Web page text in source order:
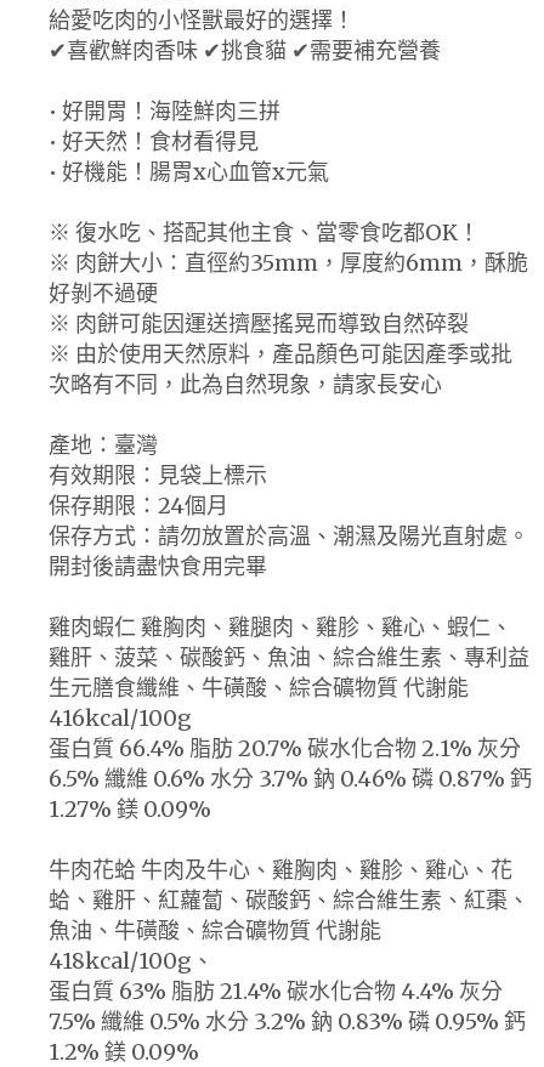
給愛吃肉的小怪獸最好的選擇！
✔喜歡鮮肉香味 ✔挑食貓 ✔需要補充營養
• 好開胃！海陸鮮肉三拼
• 好天然！食材看得見
• 好機能！腸胃x心血管x元氣
※ 復水吃、搭配其他主食、當零食吃都OK！
※ 肉餅大小：直徑約35mm，厚度約6mm，酥脆
好剝不過硬
※ 肉餅可能因運送擠壓搖晃而導致自然碎裂
※ 由於使用天然原料，產品顏色可能因產季或批
次略有不同，此為自然現象，請家長安心
產地：臺灣
有效期限：見袋上標示
保存期限：24個月
保存方式：請勿放置於高溫、潮濕及陽光直射處。
開封後請盡快食用完畢
雞肉蝦仁 雞胸肉、雞腿肉、雞胗、雞心、蝦仁、
雞肝、菠菜、碳酸鈣、魚油、綜合維生素、專利益
生元膳食纖維、牛磺酸、綜合礦物質 代謝能
416kcal/100g
蛋白質 66.4% 脂肪 20.7% 碳水化合物 2.1% 灰分
6.5% 纖維 0.6% 水分 3.7% 鈉 0.46% 磷 0.87% 鈣
1.27% 鎂 0.09%
牛肉花蛤 牛肉及牛心、雞胸肉、雞胗、雞心、花
蛤、雞肝、紅蘿蔔、碳酸鈣、綜合維生素、紅棗、
魚油、牛磺酸、綜合礦物質 代謝能
418kcal/100g、
蛋白質 63% 脂肪 21.4% 碳水化合物 4.4% 灰分
7.5% 纖維 0.5% 水分 3.2% 鈉 0.83% 磷 0.95% 鈣
1.2% 鎂 0.09%